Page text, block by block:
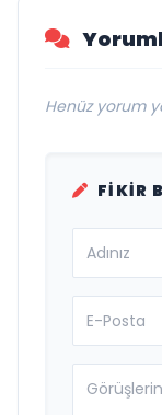
Henüz yorum
FIKIR